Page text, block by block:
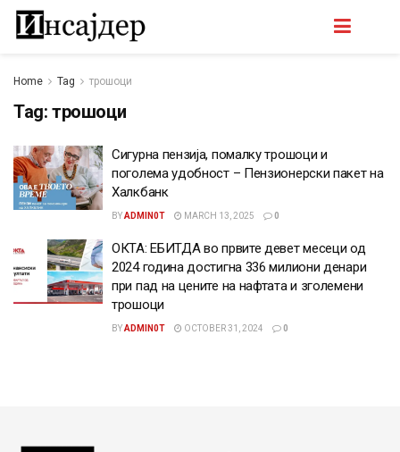
Home Tag трошоци
Tag: трошоци
Сигурна пензија, помалку трошоци и
поголема удобност – Пензионерски пакет на
Халкбанк
BYADMIN0T MARCH 13, 2025 0
ОКТА: ЕБИТДА во првите девет месеци од
2024 година достигна 336 милиони денари
при пад на цените на нафтата и зголемени
трошоци
BYADMIN0T OCTOBER 31, 2024 0